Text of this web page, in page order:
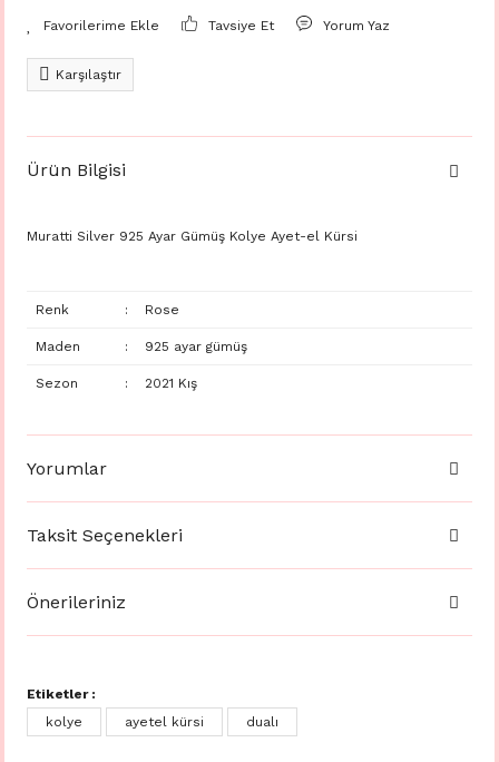
Tavsiye Et Yorum Yaz
Karşılaştır
Ürün Bilgisi
Muratti Silver 925 Ayar Gümüş Kolye Ayet-el Kürsi
Renk : Rose
Maden : 925 ayar gümüş
Sezon : 2021 Kış
Yorumlar
Taksit Seçenekleri
Önerileriniz
Etiketler :
kolye
ayetel kürsi dualı